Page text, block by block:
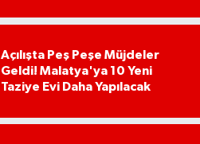
Açılışta Peş Peşe Müjdeler
Geldi! Malatya'ya 10 Yeni
Taziye Evi Daha Yapılacak